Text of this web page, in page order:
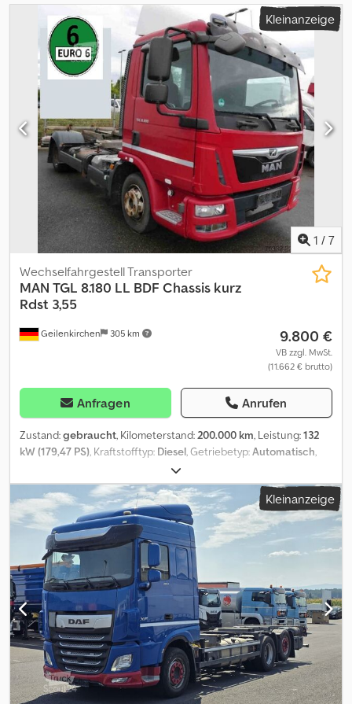
Kleinanzeige
1 / 7
Geilenkirchen 305 km
Wechselfahrgestell Transporter
MAN TGL 8.180 LL BDF Chassis kurz
Rdst 3,55
9.800 €
VB zzgl. MwSt.
(11.662 € brutto)
Anfragen Anrufen
Zustand:gebraucht, Kilometerstand:200.000 km, Leistung:132
kW (179,47 PS), Kraftstofftyp: Diesel, Getriebetyp:Automatisch,
, Gesamtgewicht:
Leergewicht:4.215 kg, maximales Ladegewicht:3.275 kg,
Erstzulassung: 04/2015, Laderaumlänge:5.000 mm
Emissionsklasse:Euro6, Farbe:Rot, Fahrerkabine: Fahrerhaus,
Federung:Luft, Reifengröße: 215/75 R17.5 , Baujahr:2015
Ausstattung:ABS, Klimaanlage, LKW-Zulassung, Servolenkung,
Deutsches KFZ ab 14.08.2026 MAN TGL 8.180 LL BDF für ca 5m
Aufbauten Radstand 3,55 kurz KM: 200.000 Euro 6 KLIMA
Automatik GG: 7490 kg NL: 3275 kg LG: 4215 kg Reifengröße: 215/75
R17.5 Weiterer Service möglich! Ausfuhrkennzeichen (Rot / 30
Tage) Deutsch Kurzzeitkennzeichen (Gelb / 5 Tage) Deutsch
Überstellungskennzeichen Österreich können vermittelt werden
Fahrzeuganlieferungen (Gegen Gebühr) Die im Internet
gemachten Angaben sind unverbindliche Beschreibungen. Sie
stellen keine zugesicherten Eigenschaften dar. Der Verkäufer
Kleinanzeige